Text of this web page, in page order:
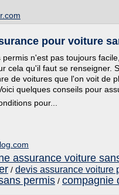
pour voiture
n'est pas toujours
cela qu'il faut se renseigner.
de voitures que l'on voit de
quelques conseils pour
pour...
assurance voiture
/ devis assurance voiture
permis / compagnie